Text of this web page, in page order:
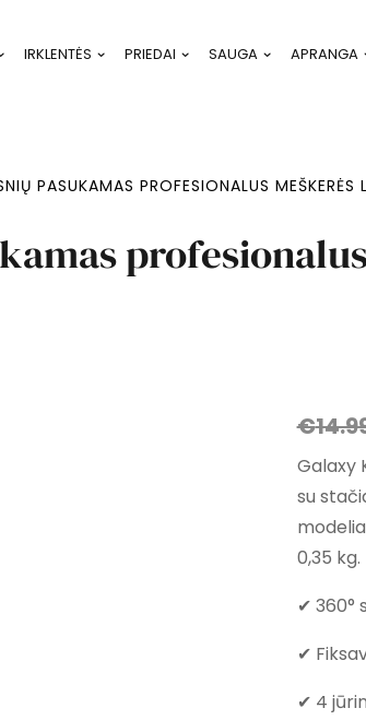
IRKLENTĖS PRIEDAI SAUGA APRANGA
PASUKAMAS PROFESIONALUS MEŠKERĖS
€
Galaxy
su
0,35 kg.
✔ 360°
✔
✔ 4